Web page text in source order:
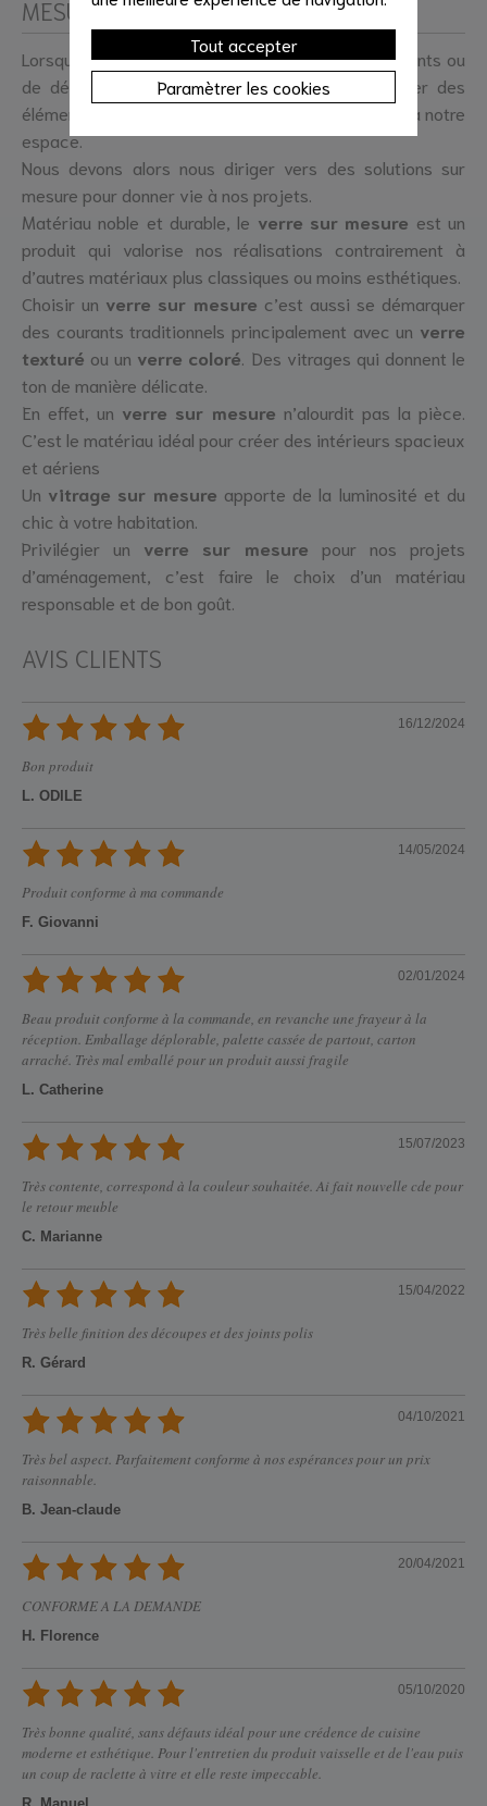
Tout accepter
Paramètrer les cookies
MESURE ?
Lorsqu’on se lance dans des travaux d’aménagements ou
de décoration il est parfois impossible de trouver des
éléments de dimensions standards qui s’adaptent à notre
espace.
Nous devons alors nous diriger vers des solutions sur
mesure pour donner vie à nos projets.
Matériau noble et durable, le verre sur mesure est un
produit qui valorise nos réalisations contrairement à
d’autres matériaux plus classiques ou moins esthétiques.
Choisir un verre sur mesure c’est aussi se démarquer
des courants traditionnels principalement avec un verre
texturé ou un verre coloré . Des vitrages qui donnent le
ton de manière délicate.
En effet, un verre sur mesure n’alourdit pas la pièce.
C’est le matériau idéal pour créer des intérieurs spacieux
et aériens
Un vitrage sur mesure apporte de la luminosité et du
chic à votre habitation.
Privilégier un verre sur mesure pour nos projets
d’aménagement, c’est faire le choix d’un matériau
responsable et de bon goût.
AVIS CLIENTS
16/12/2024
Bon produit
L. ODILE
14/05/2024
Produit conforme à ma commande
F. Giovanni
02/01/2024
Beau produit conforme à la commande, en revanche une frayeur à la
réception. Emballage déplorable, palette cassée de partout, carton
arraché. Très mal emballé pour un produit aussi fragile
L. Catherine
15/07/2023
Très contente, correspond à la couleur souhaitée. Ai fait nouvelle cde pour
le retour meuble
C. Marianne
15/04/2022
Très belle finition des découpes et des joints polis
R. Gérard
04/10/2021
Très bel aspect. Parfaitement conforme à nos espérances pour un prix
raisonnable.
B. Jean-claude
20/04/2021
CONFORME A LA DEMANDE
H. Florence
05/10/2020
Très bonne qualité, sans défauts idéal pour une crédence de cuisine
moderne et esthétique. Pour l'entretien du produit vaisselle et de l'eau puis
un coup de raclette à vitre et elle reste impeccable.